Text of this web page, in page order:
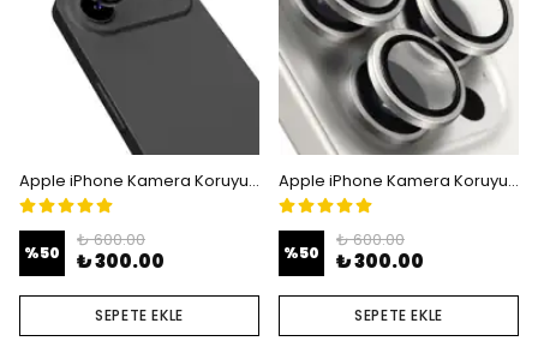
Apple iPhone Kamera Koruyucu Lens - iPhone Air
%50
₺ 600.00
₺ 300.00
SEPETE EKLE
Apple iPhone Kamera Koruyucu Lens - iPhone 17 Pro - 17 Pro Max
%50
₺ 600.00
₺ 300.00
SEPETE EKLE